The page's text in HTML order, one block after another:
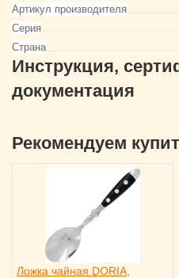
Артикул производителя
Серия
Страна
Инструкция,
документация
Рекомендуем
Ложка чайная DORIA,